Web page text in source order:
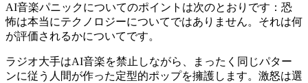
AI音楽パニックについてのポイントは次のとおりです：恐
怖は本当にテクノロジーについてではありません。それは何
が評価されるかについてです。
ラジオ大手はAI音楽を禁止しながら、まったく同じパター
ンに従う人間が作った定型的ポップを擁護します。激怒は選